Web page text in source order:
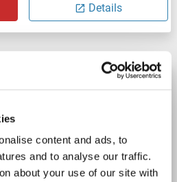
content and ads, to
and to analyse our traffic.
about your use of our site with
Details
Kaninchen